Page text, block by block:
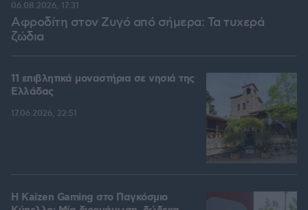
Αφροδίτη στον Ζυγό από σήμερα: Τα τυχερά
ζώδια
06.08.2026, 17:31
11 επιβλητικά μοναστήρια σε νησιά της
Ελλάδας
17.06.2026, 22:51
H Kaizen Gaming στο Παγκόσμιο